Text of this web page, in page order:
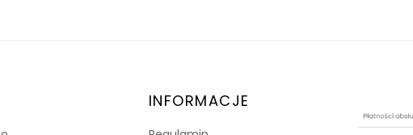
INFORMACJE